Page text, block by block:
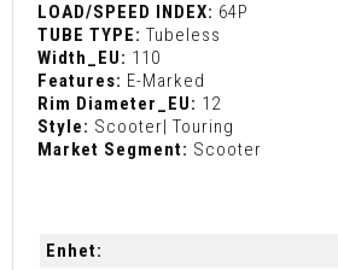
LOAD/SPEED INDEX: 64P
TUBE TYPE: Tubeless
Width_EU: 110
Features: E-Marked
Rim Diameter_EU: 12
Style: Scooter| Touring
Market Segment: Scooter
Enhet: